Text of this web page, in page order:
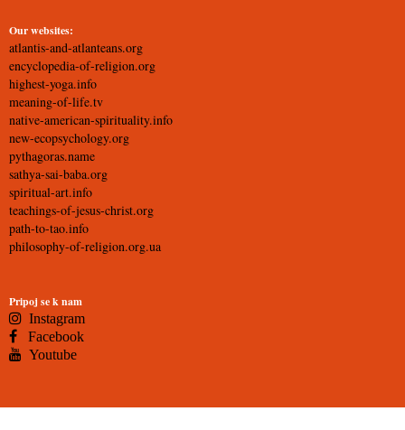
Our websites:
atlantis-and-atlanteans.org
encyclopedia-of-religion.org
highest-yoga.info
meaning-of-life.tv
native-american-spirituality.info
new-ecopsychology.org
pythagoras.name
sathya-sai-baba.org
spiritual-art.info
teachings-of-jesus-christ.org
path-to-tao.info
philosophy-of-religion.org.ua
Pripoj se k nam
Instagram
Facebook
Youtube